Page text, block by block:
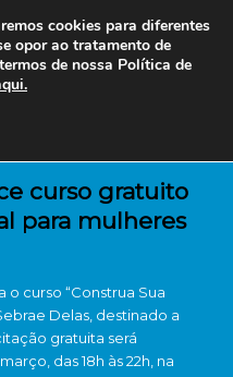
curso gratuito
para mulheres
o curso “Construa Sua
Delas, destinado a
gratuita será
das 18h às 22h, na
cookies para diferentes
opor ao tratamento de
de nossa Política de